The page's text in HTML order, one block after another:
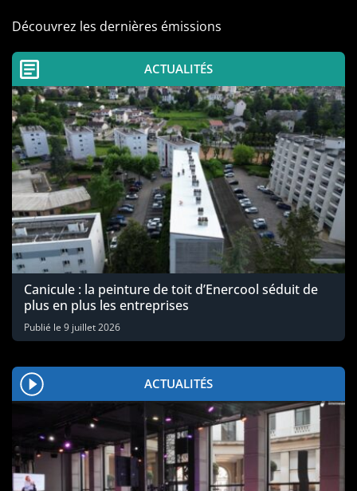
Découvrez les dernières émissions
ACTUALITÉS
Canicule : la peinture de toit d’Enercool séduit de
plus en plus les entreprises
Publié le 9 juillet 2026
ACTUALITÉS